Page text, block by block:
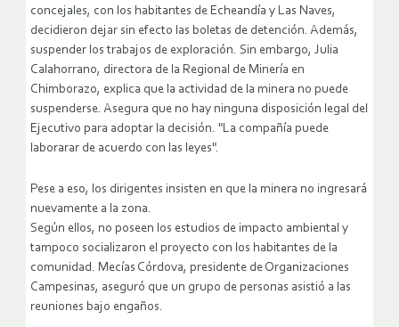
concejales, con los habitantes de Echeandía y Las Naves,
decidieron dejar sin efecto las boletas de detención. Además,
suspender los trabajos de exploración. Sin embargo, Julia
Calahorrano, directora de la Regional de Minería en
Chimborazo, explica que la actividad de la minera no puede
suspenderse. Asegura que no hay ninguna disposición legal del
Ejecutivo para adoptar la decisión. "La compañía puede
laborarar de acuerdo con las leyes".
Pese a eso, los dirigentes insisten en que la minera no ingresará
nuevamente a la zona.
Según ellos, no poseen los estudios de impacto ambiental y
tampoco socializaron el proyecto con los habitantes de la
comunidad. Mecías Córdova, presidente de Organizaciones
Campesinas, aseguró que un grupo de personas asistió a las
reuniones bajo engaños.